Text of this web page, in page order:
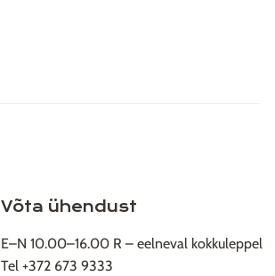
Võta ühendust
E–N 10.00–16.00 R – eelneval kokkuleppel
Tel +372 673 9333